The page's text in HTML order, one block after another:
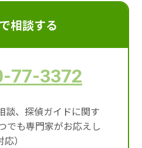
相談する
77-3372
談、探偵ガイドに関す
でも専門家がお応えし
）